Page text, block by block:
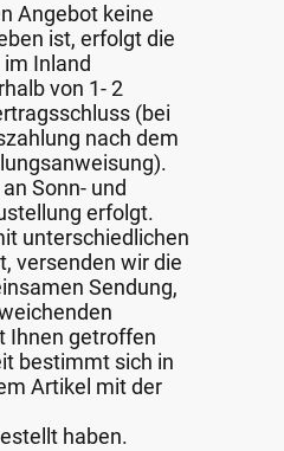
Angebot keine
ist, erfolgt die
Inland
von 1- 2
(bei
nach dem
Sonn- und
erfolgt.
unterschiedlichen
versenden wir die
Sendung,
Ihnen getroffen
bestimmt sich in
Artikel mit der
haben.